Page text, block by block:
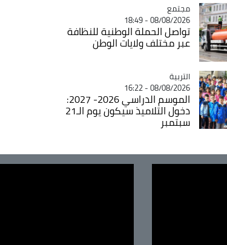
Catégorie
مجتمع
08/08/2026 - 18:49
تواصل الحملة الوطنية للنظافة
عبر مختلف ولايات الوطن
Catégorie
التربية
08/08/2026 - 16:22
الموسم الدراسي 2026- 2027:
دخول التلاميذ سيكون يوم الـ21
سبتمبر